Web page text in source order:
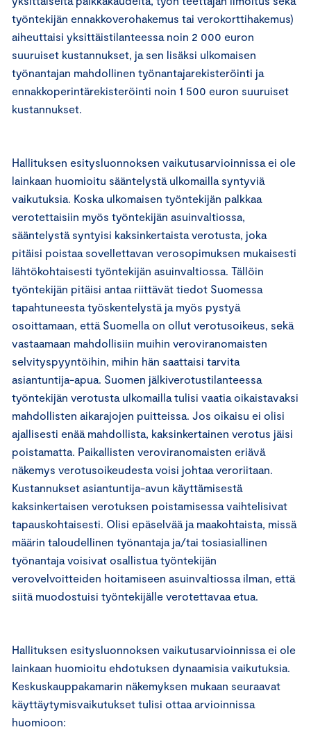
työntekijän ennakkoverohakemus tai verokorttihakemus)
aiheuttaisi yksittäistilanteessa noin 2 000 euron
suuruiset kustannukset, ja sen lisäksi ulkomaisen
työnantajan mahdollinen työnantajarekisteröinti ja
ennakkoperintärekisteröinti noin 1 500 euron suuruiset
kustannukset.
Hallituksen esitysluonnoksen vaikutusarvioinnissa ei ole
lainkaan huomioitu sääntelystä ulkomailla syntyviä
vaikutuksia. Koska ulkomaisen työntekijän palkkaa
verotettaisiin myös työntekijän asuinvaltiossa,
sääntelystä syntyisi kaksinkertaista verotusta, joka
pitäisi poistaa sovellettavan verosopimuksen mukaisesti
lähtökohtaisesti työntekijän asuinvaltiossa. Tällöin
työntekijän pitäisi antaa riittävät tiedot Suomessa
tapahtuneesta työskentelystä ja myös pystyä
osoittamaan, että Suomella on ollut verotusoikeus, sekä
vastaamaan mahdollisiin muihin veroviranomaisten
selvityspyyntöihin, mihin hän saattaisi tarvita
asiantuntija-apua. Suomen jälkiverotustilanteessa
työntekijän verotusta ulkomailla tulisi vaatia oikaistavaksi
mahdollisten aikarajojen puitteissa. Jos oikaisu ei olisi
ajallisesti enää mahdollista, kaksinkertainen verotus jäisi
poistamatta. Paikallisten veroviranomaisten eriävä
näkemys verotusoikeudesta voisi johtaa veroriitaan.
Kustannukset asiantuntija-avun käyttämisestä
kaksinkertaisen verotuksen poistamisessa vaihtelisivat
tapauskohtaisesti. Olisi epäselvää ja maakohtaista, missä
määrin taloudellinen työnantaja ja/tai tosiasiallinen
työnantaja voisivat osallistua työntekijän
verovelvoitteiden hoitamiseen asuinvaltiossa ilman, että
siitä muodostuisi työntekijälle verotettavaa etua.
Hallituksen esitysluonnoksen vaikutusarvioinnissa ei ole
lainkaan huomioitu ehdotuksen dynaamisia vaikutuksia.
Keskuskauppakamarin näkemyksen mukaan seuraavat
käyttäytymisvaikutukset tulisi ottaa arvioinnissa
huomioon: